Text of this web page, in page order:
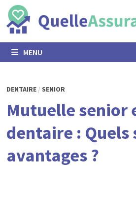
Passer
au
contenu
MENU
DENTAIRE/ SENIOR
Mutuelle senior
dentaire : Quels
avantages ?